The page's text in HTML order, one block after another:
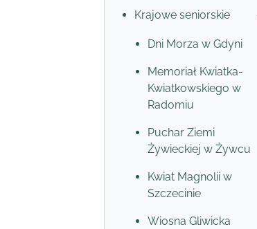
Krajowe seniorskie
Dni Morza w Gdyni
Memoriał Kwiatka-
Kwiatkowskiego w
Radomiu
Puchar Ziemi
Żywieckiej w Żywcu
Kwiat Magnolii w
Szczecinie
Wiosna Gliwicka